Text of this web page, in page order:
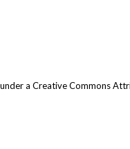
a Creative Commons